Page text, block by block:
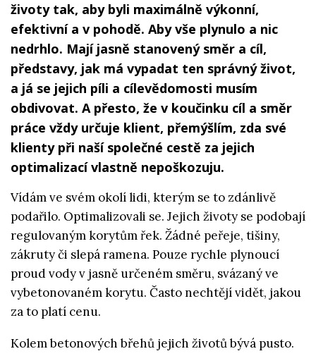
životy tak, aby byli maximálně výkonní,
efektivní a v pohodě. Aby vše plynulo a nic
nedrhlo. Mají jasně stanovený směr a cíl,
představy, jak má vypadat ten správný život,
a já se jejich píli a cílevědomosti musím
obdivovat. A přesto, že v koučinku cíl a směr
práce vždy určuje klient, přemýšlím, zda své
klienty při naší společné cestě za jejich
optimalizací vlastně nepoškozuju.
Vídám ve svém okolí lidi, kterým se to zdánlivě
podařilo. Optimalizovali se. Jejich životy se podobají
regulovaným korytům řek. Žádné peřeje, tišiny,
zákruty či slepá ramena. Pouze rychle plynoucí
proud vody v jasně určeném směru, svázaný ve
vybetonovaném korytu. Často nechtějí vidět, jakou
za to platí cenu.
Kolem betonových břehů jejich životů bývá pusto.